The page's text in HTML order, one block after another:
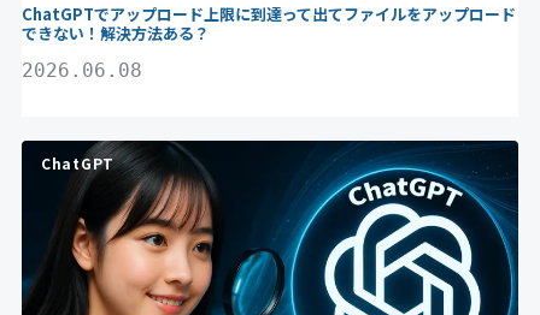
ChatGPTでアップロード上限に到達って出てファイルをアップロード
できない！解決方法ある？
2026.06.08
ChatGPT